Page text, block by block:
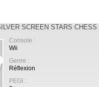
SCREEN STARS CHESS
Console :
Wii
Genre :
Réflexion
PEGI :